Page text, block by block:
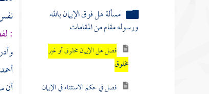
مسألة هل فوق الإيمان بالله
ورسوله مقام من المقامات
فصل هل الإيمان مخلوق أو غير
مخلوق
فصل في حكم الاستثناء في الإيمان
:
أحمد
أن